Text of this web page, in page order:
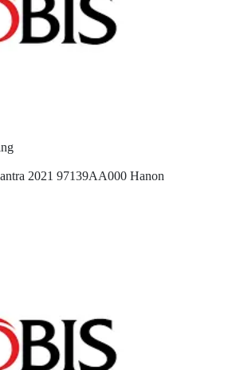
2021 97139AA000 Hanon